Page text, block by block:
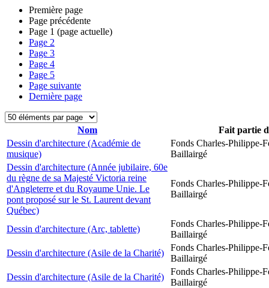
Première page
Page précédente
Page 1 (page actuelle)
Page 2
Page 3
Page 4
Page 5
Page suivante
Dernière page
Nom
Fait partie
Dessin d'architecture (Académie de
musique)
Fonds Charles-Philippe-
Baillairgé
Dessin d'architecture (Année jubilaire, 60e
du règne de sa Majesté Victoria reine
d'Angleterre et du Royaume Unie. Le
pont proposé sur le St. Laurent devant
Québec)
Fonds Charles-Philippe-
Baillairgé
Dessin d'architecture (Arc, tablette)
Fonds Charles-Philippe-
Baillairgé
Dessin d'architecture (Asile de la Charité)
Fonds Charles-Philippe-
Baillairgé
Dessin d'architecture (Asile de la Charité)
Fonds Charles-Philippe-
Baillairgé